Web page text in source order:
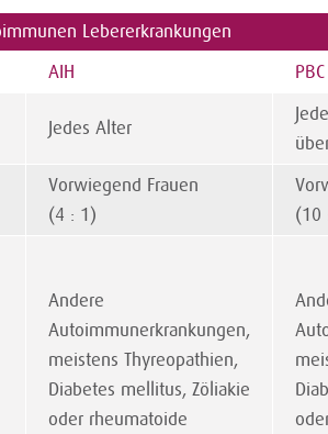
Lebererkrankungen
AIH
PBC
Jedes Alter
Vorwiegend Frauen
(4 : 1)
(10
Andere
Autoimmunerkrankungen,
meistens Thyreopathien,
Diabetes mellitus, Zöliakie
oder rheumatoide